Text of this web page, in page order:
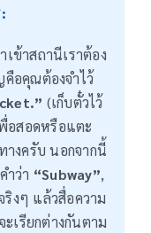
ข้าสถานีเราต้อง
อคุณต้องจำไว้
(เก็บตั๋วไว้
อสอดหรือแตะ
างครับ นอกจากนี้
ำว่า “Subway”,
ริงๆ แล้วสื่อความ
เรียกต่างกันตาม